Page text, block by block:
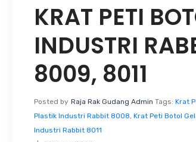
KRAT PETI
INDUSTRI
8009, 8011
Posted by Raja Rak Gudang Admin Tags: Krat
Plastik Industri Rabbit 8008 Krat Peti Botol
Industri Rabbit 8011